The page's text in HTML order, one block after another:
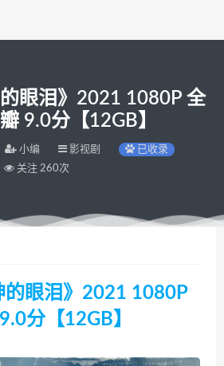
眼泪》2021 1080P 全
9.0分【12GB】
小编 影视剧
已收录
关注 260次
的眼泪》2021 1080P
分【12GB】